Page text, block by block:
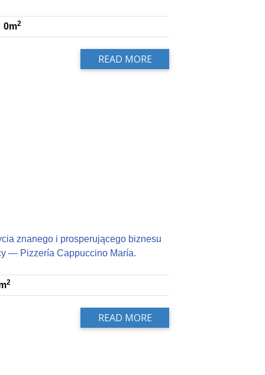
0m2
READ MORE
znanego i prosperującego biznesu
— Pizzería Cappuccino María.
2
READ MORE